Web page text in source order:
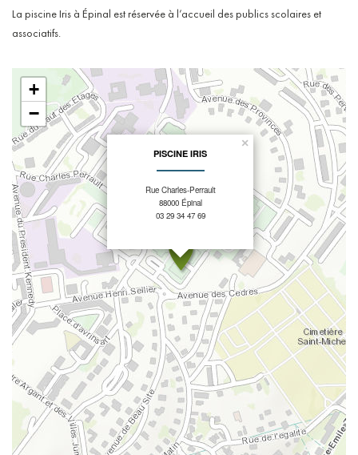
La piscine Iris à Épinal est réservée à l’accueil des publics scolaires et
associatifs.
PISCINE IRIS
Rue Charles-Perrault
88000 Épinal
03 29 34 47 69
×
+
−